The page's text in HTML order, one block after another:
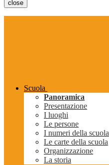
close
Scuola
Panoramica
Presentazione
I luoghi
Le persone
I numeri della scuola
Le carte della scuola
Organizzazione
La storia